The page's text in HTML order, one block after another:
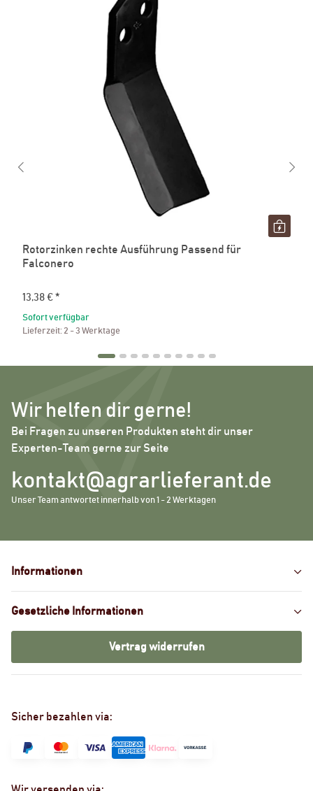
Rotorzinken rechte Ausführung Passend für
Falconero
13,38 € *
Sofort verfügbar
Lieferzeit: 2 - 3 Werktage
Wir helfen dir gerne!
Bei Fragen zu unseren Produkten steht dir unser
Experten-Team gerne zur Seite
kontakt@agrarlieferant.de
Unser Team antwortet innerhalb von 1 - 2 Werktagen
Informationen
Gesetzliche Informationen
Vertrag widerrufen
Sicher bezahlen via: